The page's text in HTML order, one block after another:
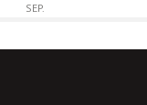
SEP.